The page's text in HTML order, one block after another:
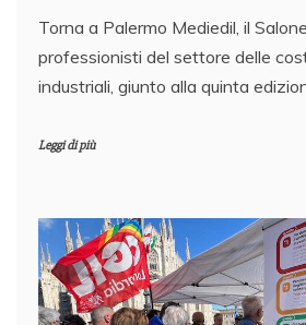
Torna a Palermo Mediedil, il
professionisti del settore delle
industriali, giunto alla quinta
Leggi di più